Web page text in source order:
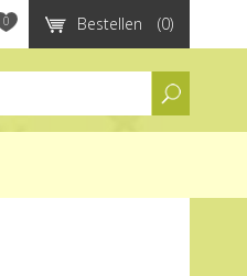
Bestellen (0)
0